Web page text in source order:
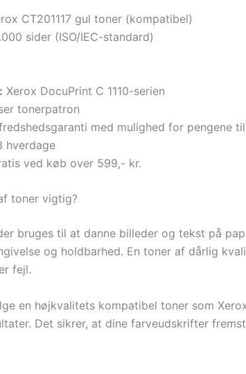
CT201117 gul toner (kompatibel)
sider (ISO/IEC-standard)
Xerox DocuPrint C 1110-serien
tonerpatron
med mulighed for pengene
hverdage
ved køb over 599,- kr.
toner vigtig?
bruges til at danne billeder og tekst på
og holdbarhed. En toner af dårlig
fejl.
en højkvalitets kompatibel toner som
Det sikrer, at dine farveudskrifter